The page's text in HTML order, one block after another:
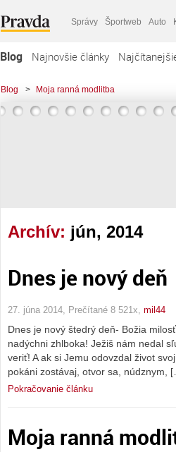
Správy Športweb Auto
Blog Najnovšie články
Blog > Moja ranná modlitba
Archív: jún, 2014
Dnes je nový deň
27. júna 2014, Prečítané 8 521x, mil44
Dnes je nový štedrý deň- Božia
nadýchni zhlboka! Ježiš nám nedal
veriť! A ak si Jemu odovzdal život
pokáni zostávaj, otvor sa, núdznym,
Pokračovanie článku
Moja ranná